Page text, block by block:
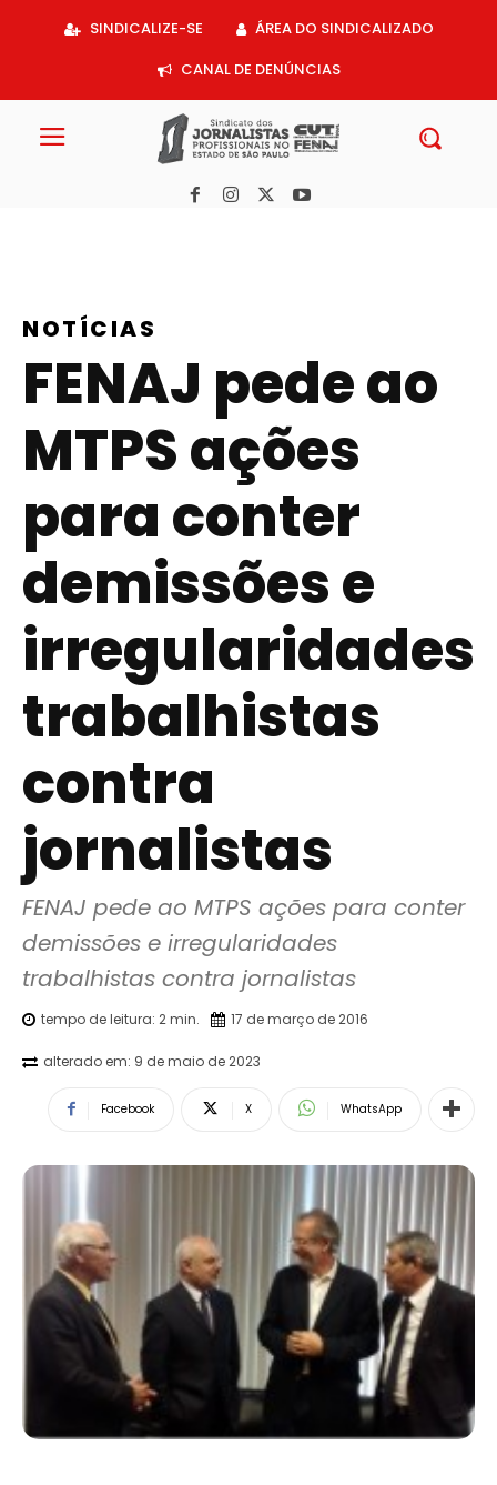
SINDICALIZE-SE
ÁREA DO SINDICALIZADO
CANAL DE DENÚNCIAS
NOTÍCIAS
FENAJ pede ao
MTPS ações
para conter
demissões e
irregularidades
trabalhistas
contra
jornalistas
FENAJ pede ao MTPS ações para conter
demissões e irregularidades
trabalhistas contra jornalistas
tempo de leitura: 2min. 17 de março de 2016
alterado em: 9 de maio de 2023
Facebook X WhatsApp